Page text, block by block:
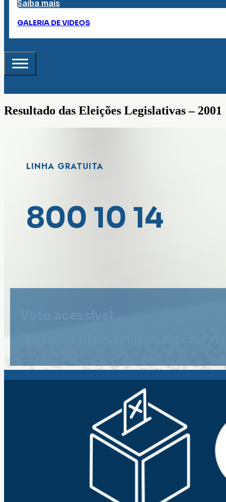
Saiba mais
GALERIA DE VIDEOS
Resultado das Eleições Legislativas – 2001
LINHA GRATUITA
800 10 14